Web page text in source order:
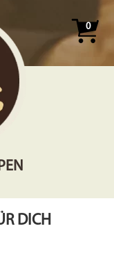
0
DICH